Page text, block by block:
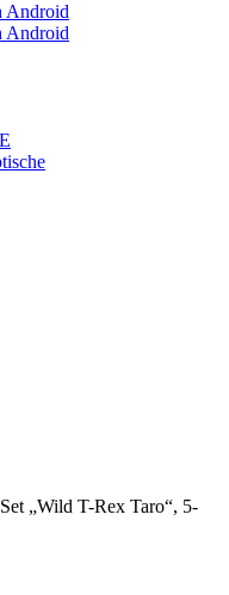
Android
Android
„Wild T-Rex Taro“, 5-